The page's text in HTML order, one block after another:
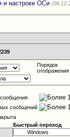
и настроке ОСи
Порядок
отображения
сообщений
Быстрый переход